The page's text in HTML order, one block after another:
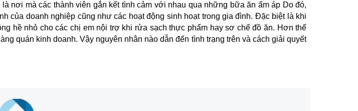
nơi mà các thành viên gắn kết tình cảm với nhau qua những bữa ăn ấm áp Do đó,
của doanh nghiệp cũng như các hoạt động sinh hoạt trong gia đình. Đặc biệt là khi
hề nhỏ cho các chị em nội trợ khi rửa sạch thực phẩm hay sơ chế đồ ăn. Hơn thế
quán kinh doanh. Vậy nguyên nhân nào dẫn đến tình trạng trên và cách giải quyết